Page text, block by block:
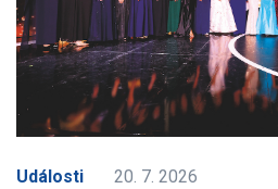
Události 20. 7. 2026